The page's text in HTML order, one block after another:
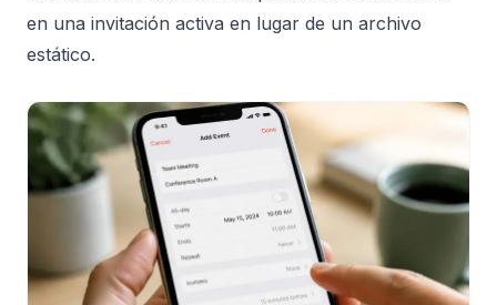
en una invitación activa en lugar de un archivo
estático.